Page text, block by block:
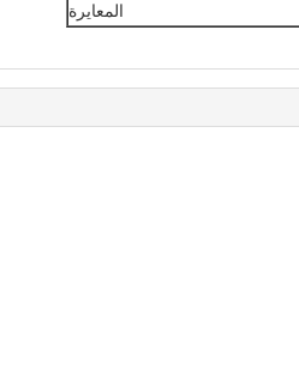
المعايرة